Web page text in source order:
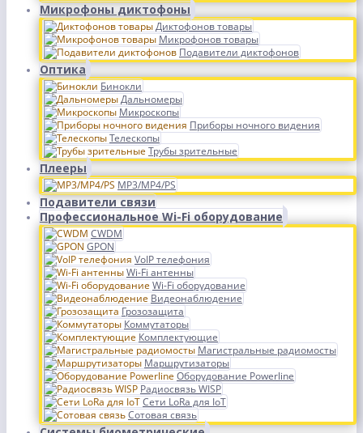
Микрофоны диктофоны
Диктофонов товары
Микрофонов товары
Подавители диктофонов
Оптика
Бинокли
Дальномеры
Микроскопы
Приборы ночного видения
Телескопы
Трубы зрительные
Плееры
MP3/MP4/PS
Подавители связи
Профессиональное Wi-Fi оборудование
CWDM
GPON
VoIP телефония
Wi-Fi антенны
Wi-Fi оборудование
Видеонаблюдение
Грозозащита
Коммутаторы
Комплектующие
Магистральные радиомосты
Маршрутизаторы
Оборудование Powerline
Радиосвязь WISP
Сети LoRa для IoT
Сотовая связь